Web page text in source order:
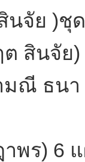
นจัย )
ต สินจัย
มณี ธนา
พร) 6